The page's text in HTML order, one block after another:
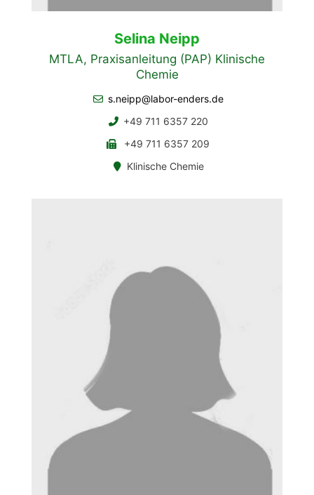
Selina Neipp
MTLA, Praxisanleitung (PAP) Klinische
Chemie
s.neipp@labor-enders.de
+49 711 6357 220
+49 711 6357 209
Klinische Chemie